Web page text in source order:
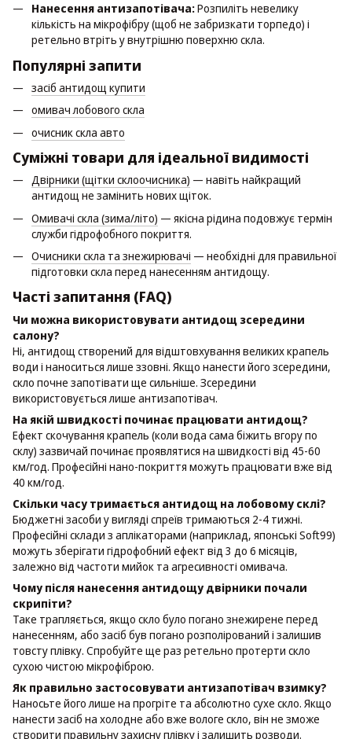
Нанесення антизапотівача:Розпиліть невелику
кількість на мікрофібру (щоб не забризкати торпедо) і
ретельно втріть у внутрішню поверхню скла.
Популярні запити
засіб антидощ купити
омивач лобового скла
очисник скла авто
Суміжні товари для ідеальної видимості
Двірники (щітки склоочисника) — навіть найкращий
антидощ не замінить нових щіток.
Омивачі скла (зима/літо) — якісна рідина подовжує термін
служби гідрофобного покриття.
Очисники скла та знежирювачі — необхідні для правильної
підготовки скла перед нанесенням антидощу.
Часті запитання (FAQ)
Чи можна використовувати антидощ зсередини
салону?
Ні, антидощ створений для відштовхування великих крапель
води і наноситься лише ззовні. Якщо нанести його зсередини,
скло почне запотівати ще сильніше. Зсередини
використовується лише антизапотівач.
На якій швидкості починає працювати антидощ?
Ефект скочування крапель (коли вода сама біжить вгору по
склу) зазвичай починає проявлятися на швидкості від 45-60
км/год. Професійні нано-покриття можуть працювати вже від
40 км/год.
Скільки часу тримається антидощ на лобовому склі?
Бюджетні засоби у вигляді спреїв тримаються 2-4 тижні.
Професійні склади з аплікаторами (наприклад, японські Soft99)
можуть зберігати гідрофобний ефект від 3 до 6 місяців,
залежно від частоти мийок та агресивності омивача.
Чому після нанесення антидощу двірники почали
скрипіти?
Таке трапляється, якщо скло було погано знежирене перед
нанесенням, або засіб був погано розполірований і залишив
товсту плівку. Спробуйте ще раз ретельно протерти скло
сухою чистою мікрофіброю.
Як правильно застосовувати антизапотівач взимку?
Наносьте його лише на прогріте та абсолютно сухе скло. Якщо
нанести засіб на холодне або вже вологе скло, він не зможе
створити правильну захисну плівку і залишить розводи.